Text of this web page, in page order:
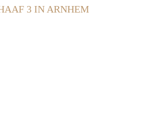
3 IN ARNHEM